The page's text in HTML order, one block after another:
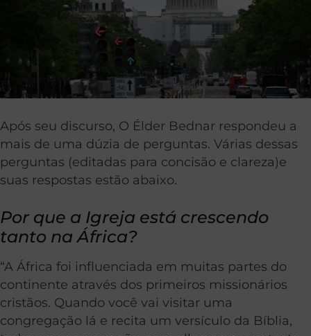
Após seu discurso, O Élder Bednar respondeu a
mais de uma dúzia de perguntas. Várias dessas
perguntas (editadas para concisão e clareza)e
suas respostas estão abaixo.
Por que a Igreja está crescendo
tanto na África?
“A África foi influenciada em muitas partes do
continente através dos primeiros missionários
cristãos. Quando você vai visitar uma
congregação lá e recita um versículo da Bíblia,